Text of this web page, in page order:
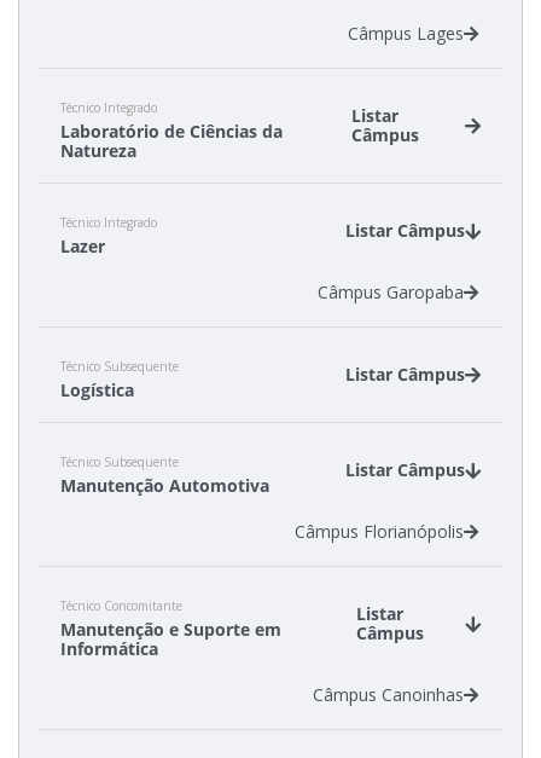
Câmpus Lages
Técnico Integrado
Laboratório de Ciências da
Natureza
Listar
Câmpus
Câmpus São José
Técnico Integrado
Lazer
Listar Câmpus
Câmpus Garopaba
Técnico Subsequente
Logística
Listar Câmpus
Câmpus Tubarão
Técnico Subsequente
Manutenção Automotiva
Listar Câmpus
Câmpus Florianópolis
Técnico Concomitante
Manutenção e Suporte em
Informática
Listar
Câmpus
Câmpus Canoinhas